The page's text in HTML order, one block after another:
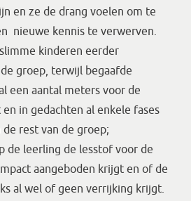
en ze de drang voelen om te
nieuwe kennis te verwerven.
kinderen eerder
groep, terwijl begaafde
een aantal meters voor de
in gedachten al enkele fases
rest van de groep;
de leerling de lesstof voor de
aangeboden krijgt en of de
al wel of geen verrijking krijgt.